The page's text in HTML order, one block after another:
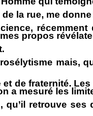
la rue, me
propos
mais,
de fraternité.
a mesuré les
retrouve